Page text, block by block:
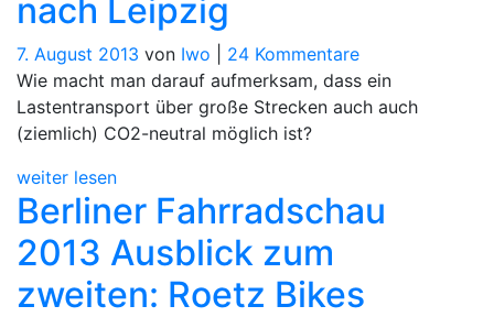
nach Leipzig
7. August 2013 von Iwo 24 Kommentarezu
Schokolade
rumfahren:
von
Leipzig
Wie macht man darauf aufmerksam, dass ein
Lastentransport über große Strecken auch auch
(ziemlich) CO2-neutral möglich ist?
weiter lesen
Berliner Fahrradschau
2013 Ausblick zum
zweiten: Roetz Bikes